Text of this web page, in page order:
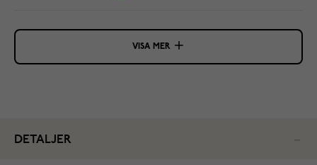
VISA MER
DETALJER